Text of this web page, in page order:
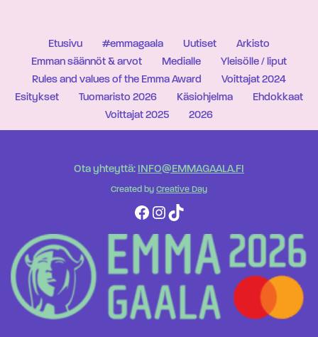
Etusivu #emmagaala Uutiset
Arkisto
Emman säännöt & arvot
Medialle
Yleisölle / liput
Rules and values of the Emma Award
Voittajat 2024
Esitykset
Tuomaristo 2026 Käsiohjelma
Ehdokkaat
Voittajat 2025
2026
Ota yhteyttä: INFO@EMMAGAALA.FI
Created by Creative Day